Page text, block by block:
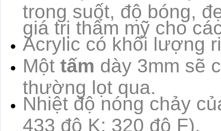
trong suốt, độ bóng,
giá trị thẩm mỹ cho
Acrylic có khối lượng
Một tấm dày 3mm sẽ
thường lọt qua.
Nhiệt độ nóng chảy
433 độ K; 320 độ F).